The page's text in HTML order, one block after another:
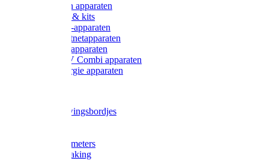
Onderdelen apparaten
Starter sets & kits
9V Batterij-apparaten
230V Lichtnetapparaten
12V Accu-apparaten
230V / 12V Combi apparaten
Zonne-energie apparaten
Waarschuwingsbordjes
Wegers en meters
Video bewaking